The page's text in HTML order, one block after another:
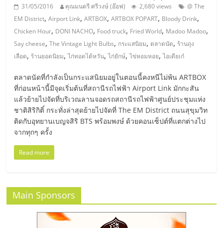
แฟ
รน
ไชส์
ขาย
แฟ
รน
ไชส์
แฟ
31/05/2016 คุณมนตรี ศรีวงษ์ (อ๊อฟ) 2,680 views
@ The
EM District,Airport Link,ARTBOX,ARTBOX POPART, Bloody Drink,
Chicken Hour, DONI NACHO, Food truck, Fried World, Madoo Madoo,
Say cheese,The Vintage Light Bulbs, กระแสนิยม, ตลาดนัด, ร้านถุง
เลือด, ร้านยอดนิยม,ไก่ทอดไต้หวัน,ไก่ยักษ์,ไข่หอมหอย,ไอเดียเก๋
ตลาดนัดที่กำลังเป็นกระแสนิยมอยู่ในตอนนี้คงหนีไม่พ้น ARTBOX
ที่ก่อนหน้านี้มีจุดเริ่มต้นที่สถานีรถไฟฟ้า Airport Link มักกะสัน
แล้วย้ายไปจัดที่บริเวณลานจอดรถสถานีรถไฟฟ้าศูนย์ประชุมแห่ง
ชาติสิริกิติ์ กระทั่งล่าสุดย้ายไปจัดที่ The EM District ถนนสุขุมวิท
ติดกับอุทยานเบญจสิริ BTS พร้อมพงษ์ ด้วยคอนเซ็ปต์ที่แตกต่างไป
จากทุกๆ ครั้ง
Read more
Main Sponsors